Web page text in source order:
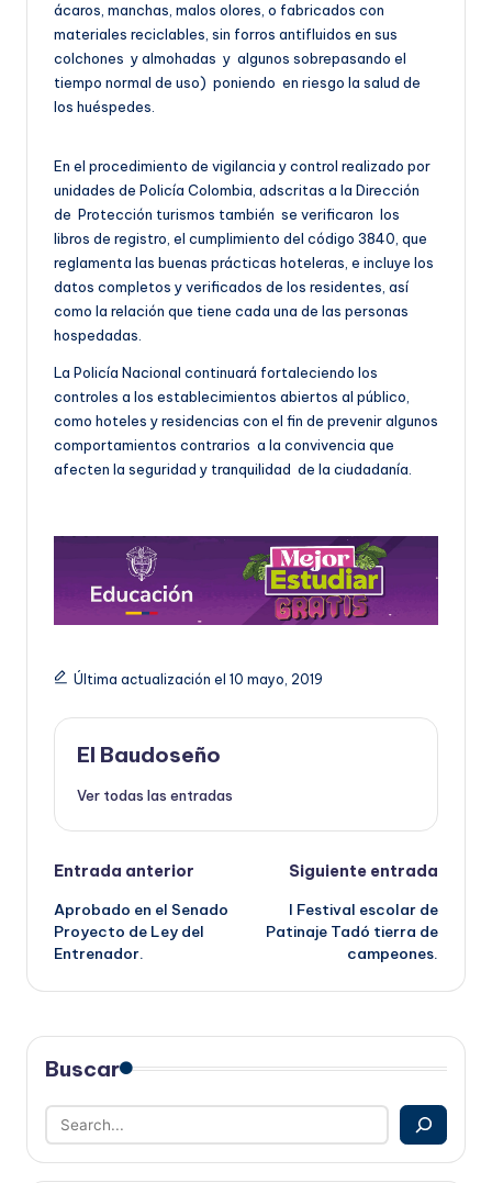
ácaros, manchas, malos olores, o fabricados con
materiales reciclables, sin forros antifluidos en sus
colchones y almohadas y algunos sobrepasando el
tiempo normal de uso) poniendo en riesgo la salud de
los huéspedes.
En el procedimiento de vigilancia y control realizado por
unidades de Policía Colombia, adscritas a la Dirección
de Protección turismos también se verificaron los
libros de registro, el cumplimiento del código 3840, que
reglamenta las buenas prácticas hoteleras, e incluye los
datos completos y verificados de los residentes, así
como la relación que tiene cada una de las personas
hospedadas.
La Policía Nacional continuará fortaleciendo los
controles a los establecimientos abiertos al público,
como hoteles y residencias con el fin de prevenir algunos
comportamientos contrarios a la convivencia que
afecten la seguridad y tranquilidad de la ciudadanía.
Última actualización el 10 mayo, 2019
El Baudoseño
Ver todas las entradas
Navegación
de
entradas
Entrada anterior
Aprobado en el Senado
Proyecto de Ley del
Entrenador.
Siguiente entrada
I Festival escolar de
Patinaje Tadó tierra de
campeones.
Buscar